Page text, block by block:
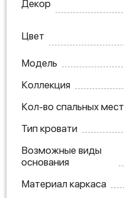
Декор
Цвет
Модель
Коллекция
Кол-во спальных мест
Тип кровати
Возможные виды
основания
Материал каркаса